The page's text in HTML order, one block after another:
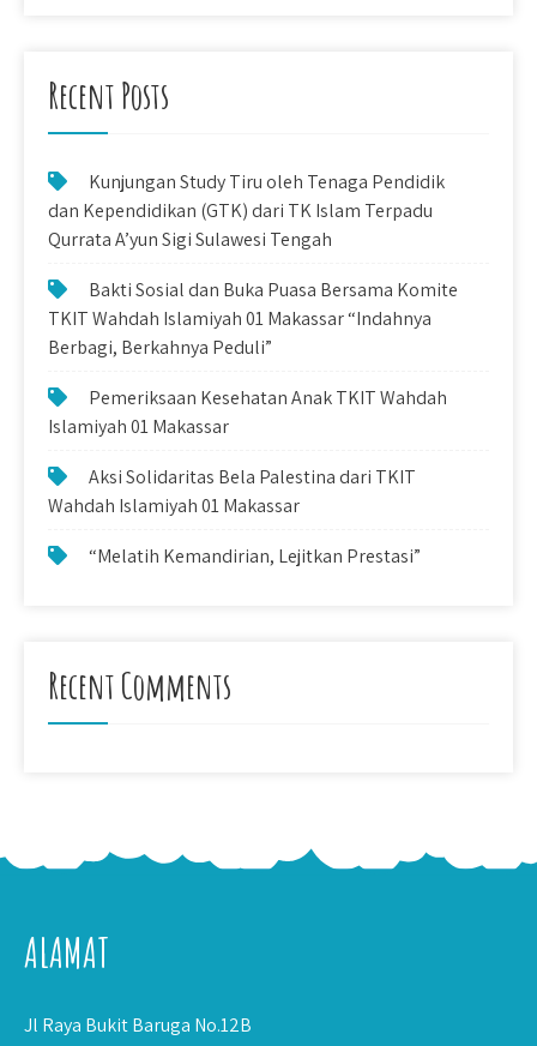
Recent Posts
Kunjungan Study Tiru oleh Tenaga Pendidik
dan Kependidikan (GTK) dari TK Islam Terpadu
Qurrata A’yun Sigi Sulawesi Tengah
Bakti Sosial dan Buka Puasa Bersama Komite
TKIT Wahdah Islamiyah 01 Makassar “Indahnya
Berbagi, Berkahnya Peduli”
Pemeriksaan Kesehatan Anak TKIT Wahdah
Islamiyah 01 Makassar
Aksi Solidaritas Bela Palestina dari TKIT
Wahdah Islamiyah 01 Makassar
“Melatih Kemandirian, Lejitkan Prestasi”
Recent Comments
ALAMAT
Jl Raya Bukit Baruga No.12B